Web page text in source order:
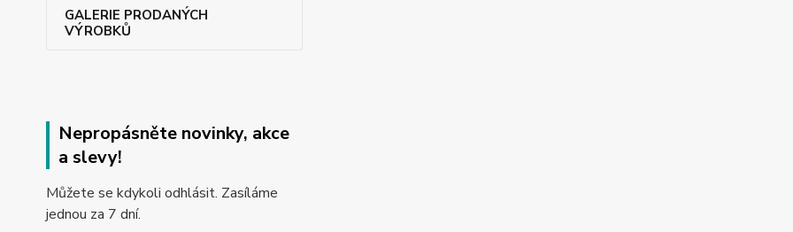
GALERIE PRODANÝCH
VÝROBKŮ
Nepropásněte novinky, akce
a slevy!
Můžete se kdykoli odhlásit. Zasíláme
jednou za 7 dní.